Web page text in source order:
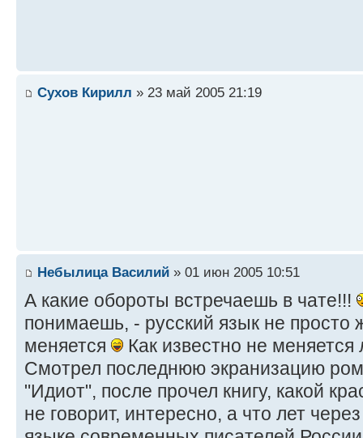
Сухов Кирилл » 23 май 2005 21:19
Небылица Василий » 01 июн 2005 10:51
А какие обороты встречаешь в чате!!!
понимаешь, - русский язык не просто
меняется
Как известно не
Смотрел последнюю экранизацию
"Идиот", после прочел книгу, какой
не говорит, интересно, а что лет